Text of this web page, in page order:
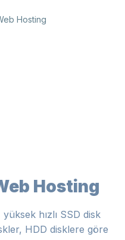
Hosting
hızlı SSD disk
HDD disklere göre